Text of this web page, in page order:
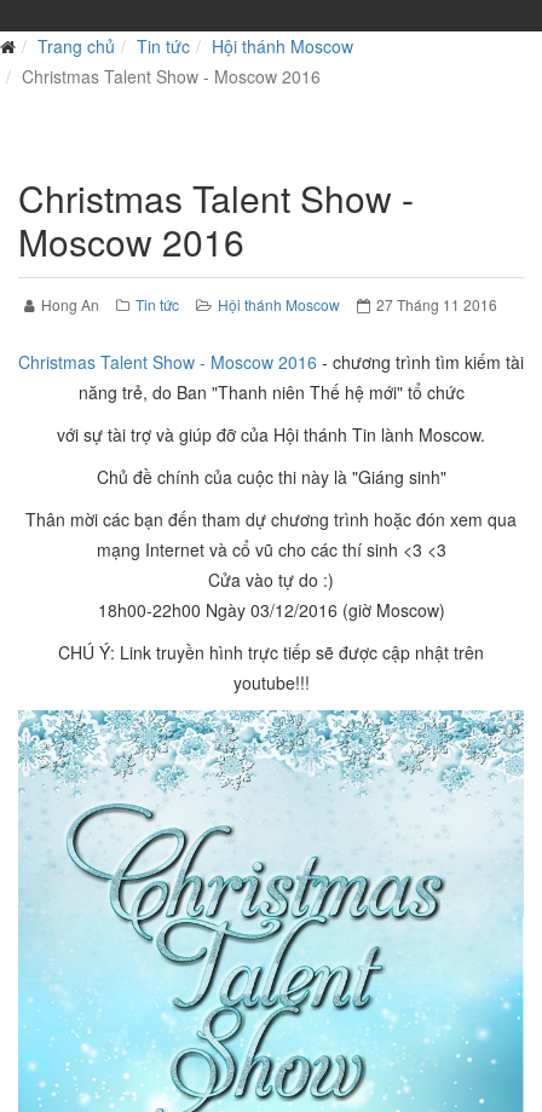
Trang chủ Tin tức
Hội thánh Moscow
Christmas Talent Show - Moscow 2016
Christmas Talent Show -
Moscow 2016
Hong An Tin tức Hội thánh Moscow 27 Tháng 11 2016
Christmas Talent Show - Moscow 2016 - chương trình tìm kiếm tài
năng trẻ, do Ban "Thanh niên Thế hệ mới" tổ chức
với sự tài trợ và giúp đỡ của Hội thánh Tin lành Moscow.
Chủ đề chính của cuộc thi này là "Giáng sinh"
Thân mời các bạn đến tham dự chương trình hoặc đón xem qua
mạng Internet và cổ vũ cho các thí sinh <3 <3
Cửa vào tự do :)
18h00-22h00 Ngày 03/12/2016 (giờ Moscow)
CHÚ Ý: Link truyền hình trực tiếp sẽ được cập nhật trên
youtube!!!